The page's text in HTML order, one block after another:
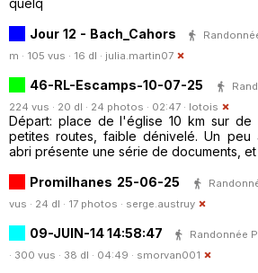
quelq
Jour 12 - Bach_Cahors
m · 105 vus · 16 dl · julia.martin07
46-RL-Escamps-10-07-25
224 vus · 20 dl · 24 photos · 02:47 · lotois
Départ: place de l'église 10 km sur de
petites routes, faible dénivelé. Un peu
abri présente une série de documents,
Promilhanes 25-06-25
vus · 24 dl · 17 photos · serge.austruy
09-JUIN-14 14:58:47
Randonnée
· 300 vus · 38 dl · 04:49 · smorvan001